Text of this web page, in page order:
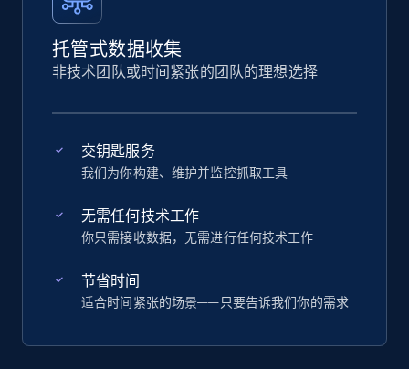
托管式数据收集
非技术团队或时间紧张的团队的理想选择
交钥匙服务
我们为你构建、维护并监控抓取工具
无需任何技术工作
你只需接收数据，无需进行任何技术工作
节省时间
适合时间紧张的场景——只要告诉我们你的需求